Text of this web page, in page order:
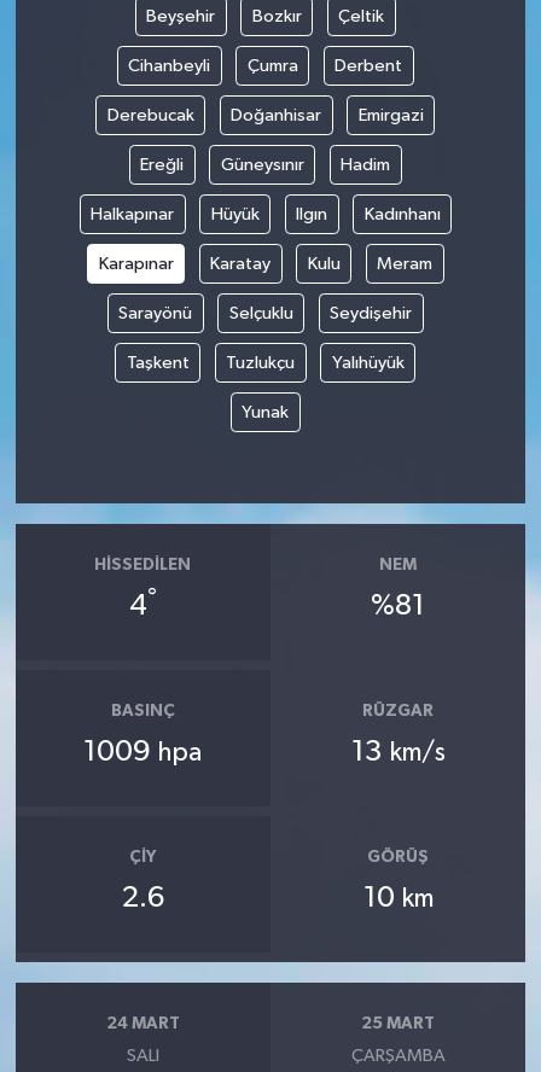
Beyşehir Bozkır Çeltik
Cihanbeyli Çumra Derbent
Derebucak Doğanhisar Emirgazi
Ereğli Güneysınır Hadim
Halkapınar Hüyük Ilgın Kadınhanı
Karapınar Karatay Kulu Meram
Sarayönü Selçuklu Seydişehir
Taşkent Tuzlukçu Yalıhüyük
Yunak
HISSEDILEN
4°
NEM
%81
BASINÇ
1009 hpa
RÜZGAR
13 km/s
ÇIY
2.6
GÖRÜŞ
10 km
24 MART
SALI
25 MART
ÇARŞAMBA